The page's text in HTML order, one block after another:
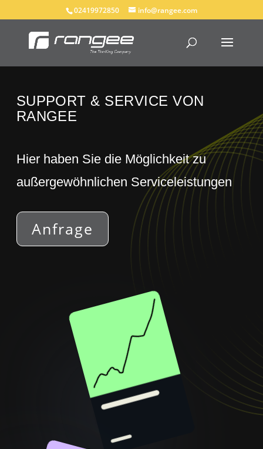
02419972850 info@rangee.com
SUPPORT & SERVICE VON
RANGEE
Hier haben Sie die Möglichkeit zu
außergewöhnlichen Serviceleistungen
Anfrage